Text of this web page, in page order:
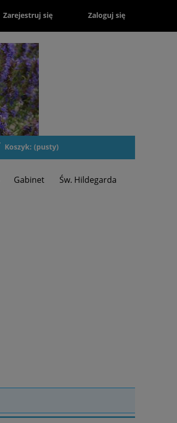
Zarejestruj się Zaloguj się
Koszyk: (pusty)
Gabinet Św. Hildegarda